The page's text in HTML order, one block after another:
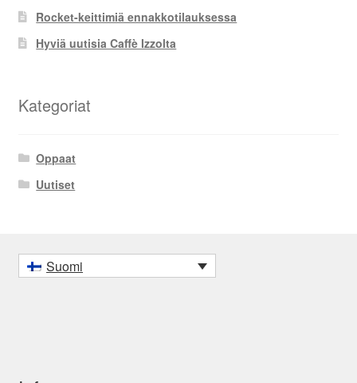
Rocket-keittimiä ennakkotilauksessa
Hyviä uutisia Caffè Izzolta
Kategoriat
Oppaat
Uutiset
Suomi